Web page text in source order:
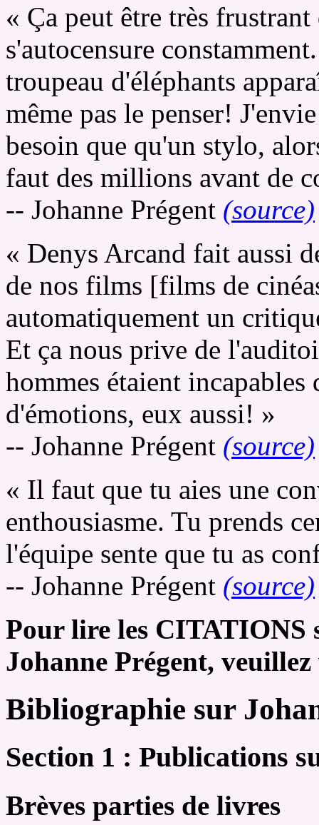
« Ça peut être très
s'autocensure
troupeau d'éléphants
même pas le penser!
besoin que qu'un stylo,
faut des millions avant de
-- Johanne Prégent (source)
« Denys Arcand fait aussi
de nos films [films de
automatiquement un
Et ça nous prive de
hommes étaient
d'émotions, eux aussi! »
-- Johanne Prégent (source)
« Il faut que tu aies une
enthousiasme. Tu prends
l'équipe sente que tu as
-- Johanne Prégent (source)
Pour lire les CITATIONS
Johanne Prégent, veuillez
Bibliographie sur
Section 1 : Publications
Brèves parties de livres